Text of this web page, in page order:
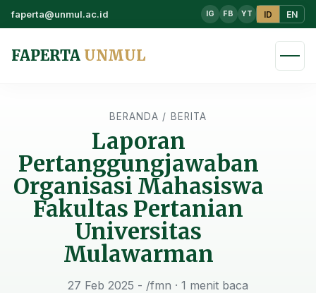
faperta@unmul.ac.id IG FB YT ID EN
FAPERTA UNMUL
BERANDA / BERITA
Laporan
Pertanggungjawaban
Organisasi Mahasiswa
Fakultas Pertanian
Universitas
Mulawarman
27 Feb 2025 - /fmn · 1 menit baca